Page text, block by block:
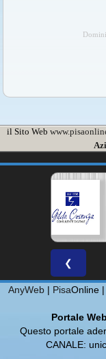
il Sito Web
❮
AnyWeb | PisaOnline |
Portale
Questo portale
CANALE: